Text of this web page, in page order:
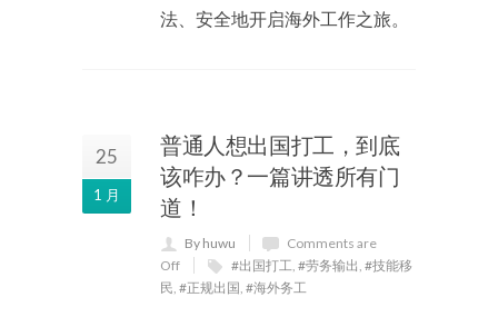
法、安全地开启海外工作之旅。
25
1 月
普通人想出国打工，到底
该咋办？一篇讲透所有门
道！
By huwu
Comments are
Off
#出国打工, #劳务输出, #技能移
民, #正规出国, #海外务工